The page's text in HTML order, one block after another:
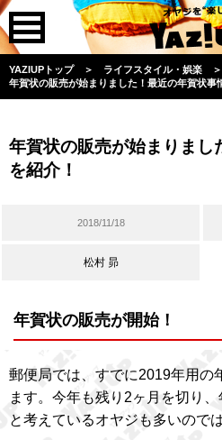
YAZIUPトップ ＞ ライフスタイル・娯楽 ＞
年賀状の販売が始まりました！最近の年賀状事
年賀状の販売が始まりまし
を紹介！
2018/11/18
松村 昴
年賀状の販売が開始！
郵便局では、すでに2019年用の
ます。今年も残り2ヶ月を切り
と考えているオヤジも多いので